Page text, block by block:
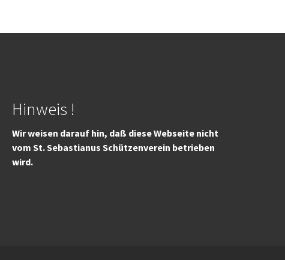
Hinweis !
Wir weisen darauf hin, daß diese Webseite nicht
vom St. Sebastianus Schützenverein betrieben
wird.